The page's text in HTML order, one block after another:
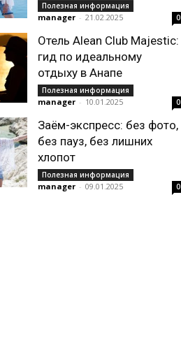
Полезная информация
manager - 21.02.2025 0
Отель Alean Club Majestic:
гид по идеальному
отдыху в Анапе
Полезная информация
manager - 10.01.2025 0
Заём-экспресс: без фото,
без пауз, без лишних
хлопот
Полезная информация
manager - 09.01.2025 0